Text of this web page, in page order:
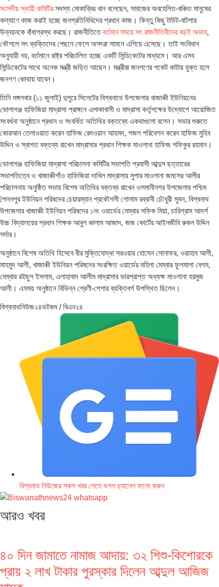
সংসদীয় স্থায়ী কমিটিরসদস্য মোকাব্বির খান বলেছেন, সমাজের অবহেলিত-বঞ্চিত মানুষের
কল্যাণে কাজ করাই হচ্ছে জনপ্রতিনিধিদের প্রধান কাজ। কিন্তু কিছু টাউট-বাটপার
উন্নয়নকে বাঁধাগ্রস্থ করছে। রাজনীতিতেবর্তমান সময়ে সৎ রাজনীতিবীদের বড়ই অভাব,
কৌশলে সৎ ব্যক্তিদের পেছনে ফেলে অসৎরা সামনে এগিয়ে এসেছে। তাই সংবিধান
অনুযায়ী নয়, বর্তমানে রাষ্ট্র পরিচালিত হচ্ছে একটি সিন্ডিকেটের মাধ্যমে। আর এসব
সিন্ডিকেটের সাথে অনেক মন্ত্রী জড়িত আছেন। মন্ত্রীরা জনগণের পকেট কাটায় যুক্ত হলে
জনগণ কোথায় যাবেন।
তিনি মঙ্গলবার (১১ জুলাই) দুপুরে সিলেটের বিশ্বনাথে উপজেলার খাজাঞ্চী ইউনিয়নের
ভোলাগঞ্জ হাফিজিয়া মাদ্রাসা প্রাঙ্গনে এলাকাবাসী ও মাদ্রাসা কর্তৃপক্ষের উদ্যোগে আয়োজিত
সংবর্ধনা অনুষ্ঠানে প্রধান ও সংবর্ধিত অতিথির বক্তব্যে একথাগুলো বলেন। সভার শুরুতে
কোরআন তেলাওয়াত করেন হাফিজ রেদওয়ান আহমদ, গজল পরিবেশন করেন হাফিজ মুহিব
উদ্দিন ও স্বাগত বক্তব্য রাখেন মাদ্রাসার প্রধান শিক্ষক মাওলানা হাফিজ শফিকুর রহমান।
ভোলাগঞ্জ হাফিজিয়া মাদ্রাসা পরিচালনা কমিটির সভাপতি প্রবাসী আব্দুস ছত্তারের
সভাপতিত্বে ও খাজাঞ্চীগাঁও হাফিজিয়া দাখিল মাদ্রাসার সুপার মাওলানা জমসের আলীর
পরিচালনায় অনুষ্ঠিত সভায় বিশেষ অতিথির বক্তব্য রাখেন ওসমানীনগর উপজেলার পশ্চিম
পৈলনপুর ইউনিয়ন পরিষদের চেয়ারম্যান প্রকৌশলী গোলাম রব্বানী চৌধুরী সুমন, বিশ্বনাথ
উপজেলার খাজাঞ্চী ইউনিয়ন পরিষদের ১নং ওয়ার্ডের মেম্বার সফিক মিয়া, চারিগ্রাম আদর্শ
উচ্চ বিদ্যালয়ের প্রধান শিক্ষক আবুল কালাম আজাদ, জজ কোর্টের আইনজীবি রুকন উদ্দিন
সর্দার।
অনুষ্ঠানে বিশেষ অতিথি হিসেবে বীর মুক্তিযোদ্ধা সরওয়ার হোসেন সোনাফর, ওয়াহাব আলী,
মাহমুদ আলী, খাজাঞ্চী ইউনিয়ন পরিষদের সংরক্ষিত ওয়ার্ডের মহিলা মেম্বার ফুলমালা বেগম,
মেম্বার রইছুল ইসলাম, এলাহাবাদ আলীম মাদ্রাসার ভারপ্রাপ্ত অধ্যক্ষ মাওলানা হরমুজ
আলী। এসময় অনুষ্ঠানে বিভিন্ন শ্রেণী-পেশার ব্যক্তিবর্গ উপস্থিত ছিলেন।
বিশ্বনাথনিউজ২৪ডটকম / বিএন২৪
বিশ্বনাথ নিউজের সকল খবর পেতে গুগল চ‌্যানেল ফলো করুন
আরও খবর
৪০ দিন জামাতে নামাজ আদায়: ৩২ শিশু-কিশোরকে
প্রায় ২ লাখ টাকার পুরস্কার দিলেন আব্দুল আজিজ